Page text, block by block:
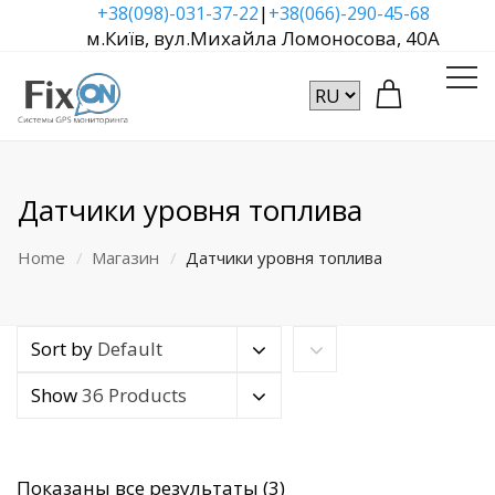
+38(098)-031-37-22|+38(066)-290-45-68
м.Київ, вул.Михайла Ломоносова, 40А
Датчики уровня топлива
Home Магазин Датчики уровня топлива
Sort by Default
Show36 Products
Показаны все результаты (3)Сортировка: